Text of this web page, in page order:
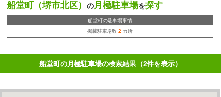
船堂町（堺市北区） の月極駐車場を探す
船堂町の駐車場事情
掲載駐車場数 2 カ所
船堂町の月極駐車場の検索結果（2件を表示）